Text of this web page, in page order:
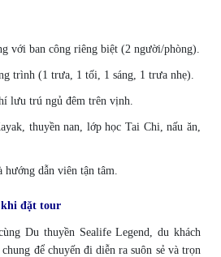
với ban công riêng biệt (2 người/phòng).
trình (1 trưa, 1 tối, 1 sáng, 1 trưa nhẹ).
lưu trú ngủ đêm trên vịnh.
thuyền nan, lớp học Tai Chi, nấu ăn,
dẫn viên tận tâm.
đặt tour
Du thuyền Sealife Legend, du khách
để chuyến đi diễn ra suôn sẻ và trọn